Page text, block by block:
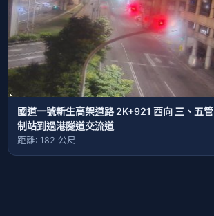
國道一號新生高架道路 2K+921 西向 三、五管
制站到過港隧道交流道
距離: 182 公尺